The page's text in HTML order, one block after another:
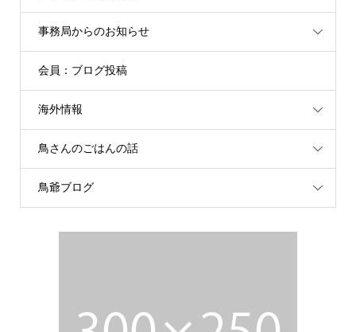
事務局からのお知らせ
会員：ブログ投稿
海外情報
鳥さんのごはんの話
鳥爺ブログ